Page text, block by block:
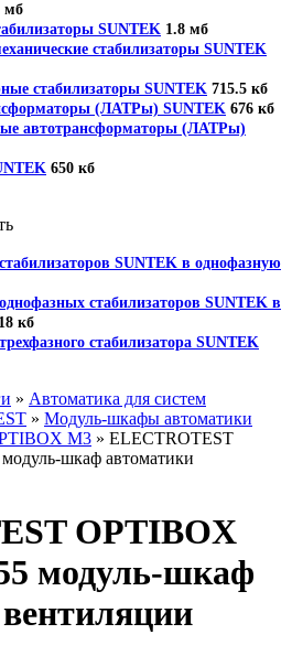
мб
SUNTEK 1.8 мб
стабилизаторы SUNTEK
стабилизаторы SUNTEK 715.5 кб
(ЛАТРы) SUNTEK 676 кб
автотрансформаторы (ЛАТРы)
650 кб
SUNTEK в однофазную
стабилизаторов SUNTEK в
кб
стабилизатора SUNTEK
» Автоматика для систем
» Модуль-шкафы автоматики
M3 » ELECTROTEST
шкаф автоматики
OPTIBOX
модуль-шкаф